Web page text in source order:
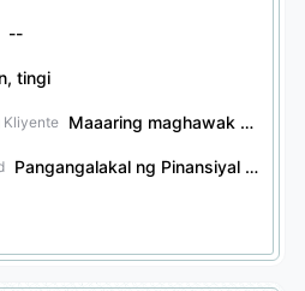
--
tingi
Kliyente Maaaring maghawak ng mga pondo ng kliyente
Pangangalakal ng Pinansiyal na Derivative, Pangangalakal ng Iba Pang Pinansiyal na Produkto